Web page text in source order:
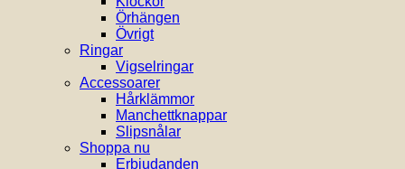
Örhängen
Övrigt
Ringar
Vigselringar
Accessoarer
Hårklämmor
Manchettknappar
Slipsnålar
Shoppa nu
Erbjudanden